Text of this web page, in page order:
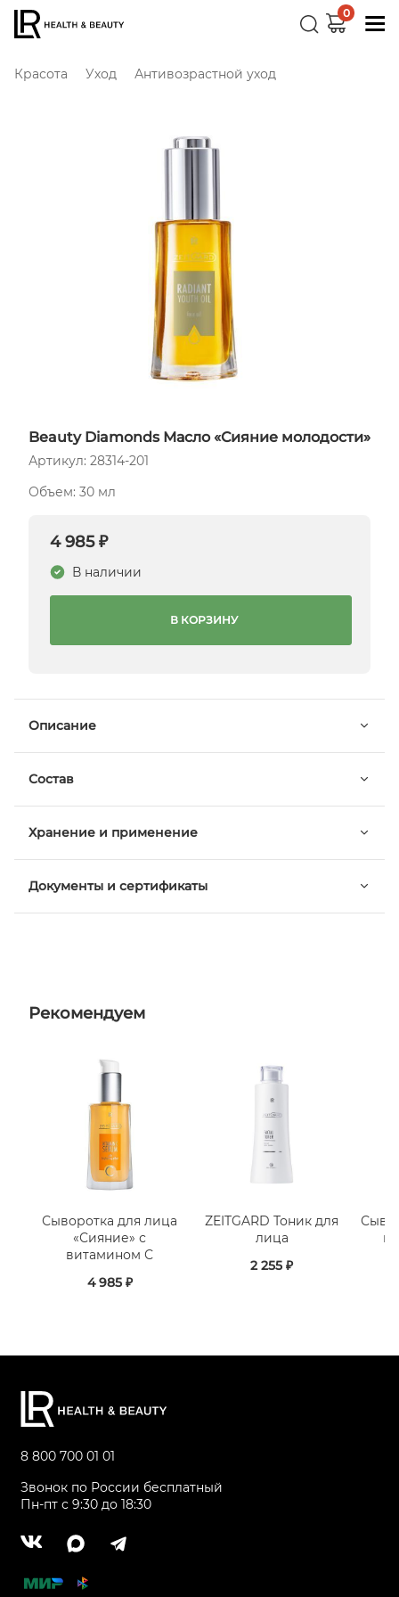
0
Красота Уход Антивозрастной уход
Beauty Diamonds Масло «Сияние молодости»
Артикул: 28314-201
Объем: 30 мл
4 985 ₽
В наличии
В КОРЗИНУ
Описание
Состав
Хранение и применение
Документы и сертификаты
Рекомендуем
Сыворотка для лица
«Сияние» с
витамином С
4 985 ₽
ZEITGARD Тоник для
лица
2 255 ₽
8 800 700 01 01
Звонок по России бесплатный
Пн-пт с 9:30 до 18:30